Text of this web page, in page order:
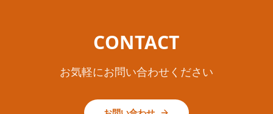
CONTACT
お気軽にお問い合わせください